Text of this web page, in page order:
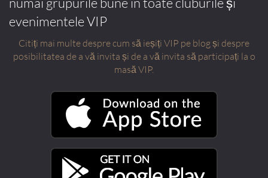
evenimentele VIP
Citiți mai multe despre cum să ieșiți VIP pe blog și despre
posibilitatea de a vă invita și de a vă invita să participați la o
masă VIP.